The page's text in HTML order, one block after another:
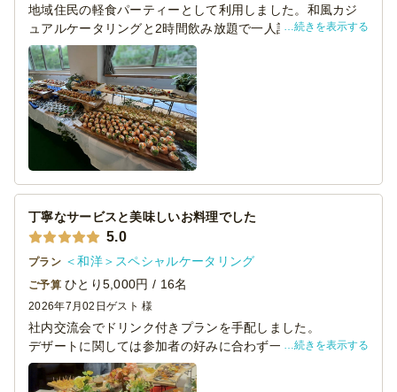
地域住民の軽食パーティーとして利用しました。和風カジ
ュアルケータリングと2時間飲み放題で一人計4500円でし
た。
料理を並べるために用意した机は普通の会議用デスクです
が、テーブルクロスだけでなくお花なども飾りつけられ
て、ちょっとゴージャスな雰囲気に。
肝心の料理の味については、参加者からは「とても美味し
かった」と好評でした。
★５つでもいいのですが、さらに伸びることを期待してあ
続きを表示する
丁寧なサービスと美味しいお料理でした
5.0
プラン ＜和洋＞スペシャルケータリング
ご予算 ひとり5,000円 / 16名
2026年7月02日 ゲスト 様
社内交流会でドリンク付きプランを手配しました。
デザートに関しては参加者の好みに合わず一部余ってしま
いましたが、メインのお料理には満足しています。
今回、スタッフの方が1名体制だったにもかかわらず、細や
続きを表示する